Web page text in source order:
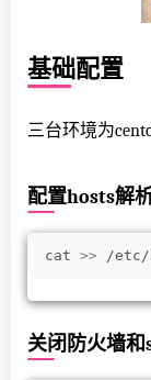
基础配置
三台环境为
配置hosts解
cat >> /etc/
关闭防火墙